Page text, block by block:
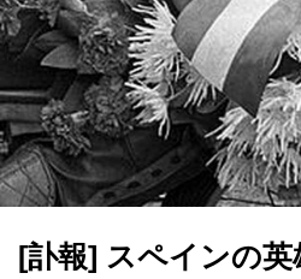
[訃報] スペインの英